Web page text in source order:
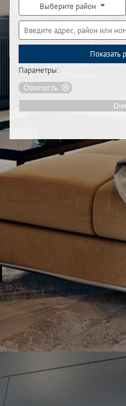
Выберите район
Показать
Параметры:
Стоимость